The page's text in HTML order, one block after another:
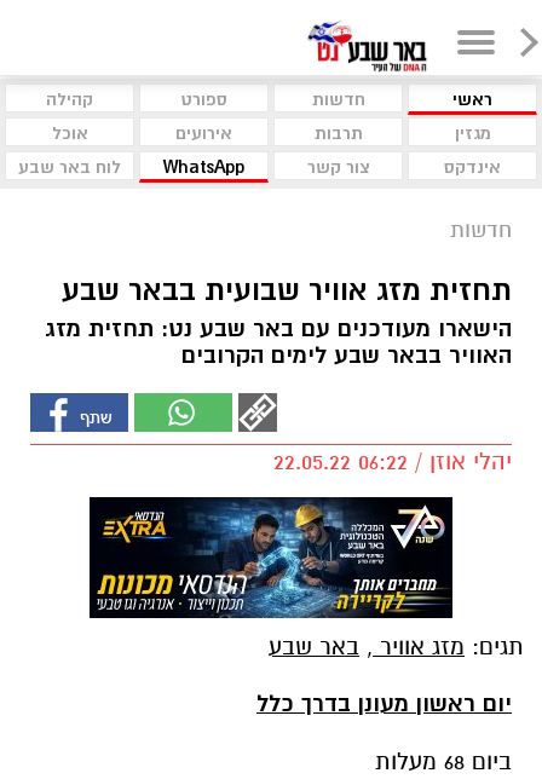
ראשי חדשות ספורט
קהילה
מגזין
תרבות אירועים
אוכל
אינדקס
צור קשר WhatsApp לוח באר שבע
חדשות
תחזית מזג אוויר שבועית בבאר שבע
הישארו מעודכנים עם באר שבע נט: תחזית מזג
האוויר בבאר שבע לימים הקרובים
יהלי אוזן / 06:22 22.05.22
מזג אוויר, באר שבע
יום ראשון מעונן בדרך כלל
ביום 68 מעלות
בלילה 16 מעלות